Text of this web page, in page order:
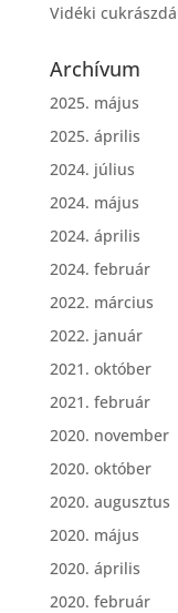
Vidéki
Archívum
2025. május
2025. április
2024. július
2024. május
2024. április
2024. február
2022. március
2022. január
2021. október
2021. február
2020. november
2020. október
2020. augusztus
2020. május
2020. április
2020. február